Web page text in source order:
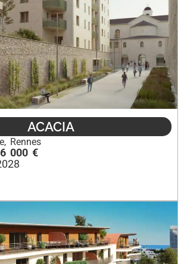
ACACIA
, Rennes
000 €